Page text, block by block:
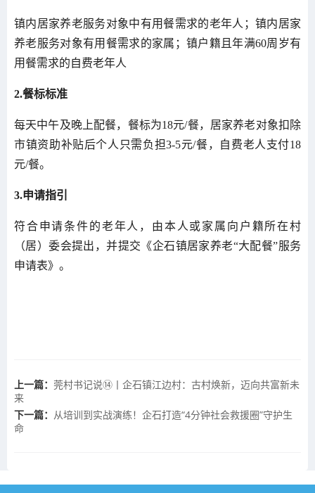
镇内居家养老服务对象中有用餐需求的老年人；镇内居家
养老服务对象有用餐需求的家属；镇户籍且年满60周岁有
用餐需求的自费老年人
2.餐标标准
每天中午及晚上配餐，餐标为18元/餐，居家养老对象扣除
市镇资助补贴后个人只需负担3-5元/餐，自费老人支付18
元/餐。
3.申请指引
符合申请条件的老年人，由本人或家属向户籍所在村
（居）委会提出，并提交《企石镇居家养老“大配餐”服务
申请表》。
上一篇： 莞村书记说⑭丨企石镇江边村：古村焕新，迈向共富新未
来
下一篇： 从培训到实战演练！企石打造“4分钟社会救援圈”守护生
命